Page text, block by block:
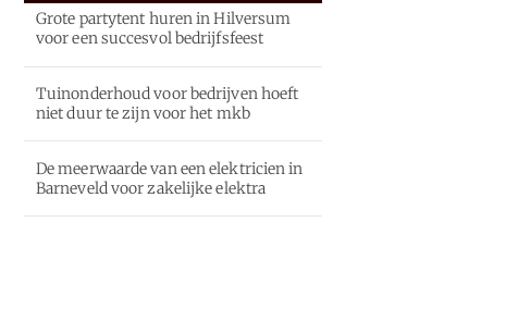
Grote partytent huren in Hilversum
voor een succesvol bedrijfsfeest
Tuinonderhoud voor bedrijven hoeft
niet duur te zijn voor het mkb
De meerwaarde van een elektricien in
Barneveld voor zakelijke elektra